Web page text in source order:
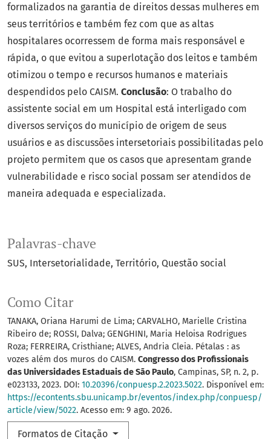
Palavras-chave
SUS Intersetorialidade Território Questão social
Como Citar
TANAKA, Oriana Harumi de Lima; CARVALHO, Marielle Cristina
Ribeiro de; ROSSI, Dalva; GENGHINI, Maria Heloisa Rodrigues
Roza; FERREIRA, Cristhiane; ALVES, Andria Cleia. Pétalas : as
vozes além dos muros do CAISM. Congresso dos Profissionais
das Universidades Estaduais de São Paulo, Campinas, SP, n. 2, p.
e023133, 2023. DOI: 10.20396/conpuesp.2.2023.5022. Disponível em:
https://econtents.sbu.unicamp.br/eventos/index.php/conpuesp/
article/view/5022. Acesso em: 9 ago. 2026.
Formatos de Citação
formalizados na garantia de direitos dessas mulheres em
seus territórios e também fez com que as altas
hospitalares ocorressem de forma mais responsável e
rápida, o que evitou a superlotação dos leitos e também
otimizou o tempo e recursos humanos e materiais
despendidos pelo CAISM. Conclusão: O trabalho do
assistente social em um Hospital está interligado com
diversos serviços do município de origem de seus
usuários e as discussões intersetoriais possibilitadas pelo
projeto permitem que os casos que apresentam grande
vulnerabilidade e risco social possam ser atendidos de
maneira adequada e especializada.